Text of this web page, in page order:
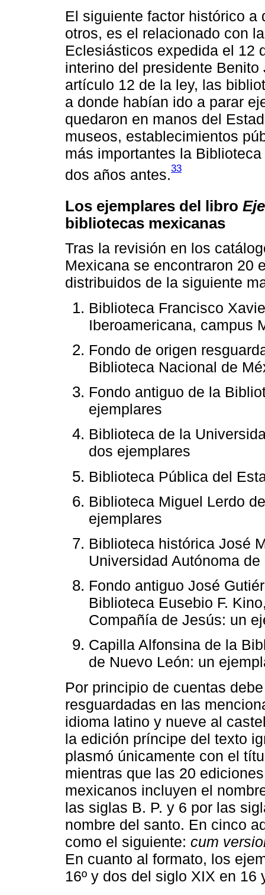
El siguiente factor histórico a
otros, es el relacionado con
Eclesiásticos expedida el 12
interino del presidente
artículo 12 de la ley, las
a donde habían ido a parar
quedaron en manos del
museos, establecimientos
más importantes la
dos años antes.33
Los ejemplares del libro
bibliotecas mexicanas
Tras la revisión en los
Mexicana se encontraron 20
distribuidos de la siguiente
Biblioteca Francisco
Iberoamericana, campus
Fondo de origen
Biblioteca Nacional de
Fondo antiguo de la
ejemplares
Biblioteca de la
dos ejemplares
Biblioteca Pública del
Biblioteca Miguel Lerdo
ejemplares
Biblioteca histórica José
Universidad Autónoma
Fondo antiguo José
Biblioteca Eusebio F.
Compañía de Jesús: un
Capilla Alfonsina de la
de Nuevo León: un
Por principio de cuentas
resguardadas en las
idioma latino y nueve al
la edición príncipe del texto
plasmó únicamente con el
mientras que las 20
mexicanos incluyen el
las siglas B. P. y 6 por las
nombre del santo. En cinco
como el siguiente: cum
En cuanto al formato, los
16º y dos del siglo XIX en 16